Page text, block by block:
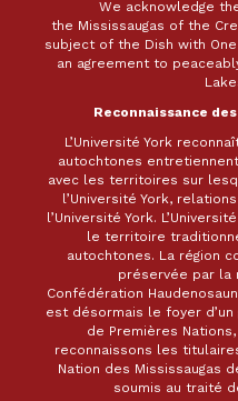
We acknowledge
the Mississaugas of the
subject of the Dish with
an agreement to
Reconnaissance
L’Université York
autochtones
avec les territoires sur
l’Université York,
l’Université York.
le territoire
autochtones. La région
préservée par la
Confédération
est désormais le foyer
de Premières
reconnaissons les
Nation des Mississaugas
soumis au traité